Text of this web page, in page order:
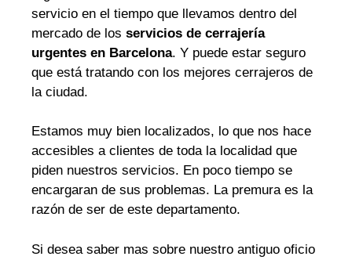
servicio en el tiempo que llevamos dentro del
mercado de los servicios de cerrajería
urgentes en Barcelona. Y puede estar seguro
que está tratando con los mejores cerrajeros de
la ciudad.
Estamos muy bien localizados, lo que nos hace
accesibles a clientes de toda la localidad que
piden nuestros servicios. En poco tiempo se
encargaran de sus problemas. La premura es la
razón de ser de este departamento.
Si desea saber mas sobre nuestro antiguo oficio